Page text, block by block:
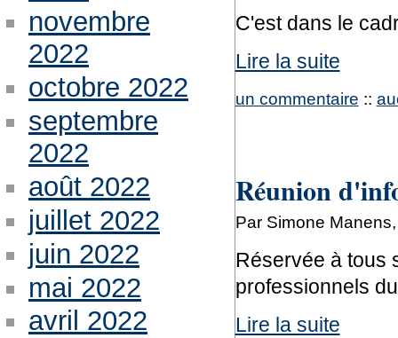
C'est dans le
Lire la suite
un commentaire ::
Réunion
Par Simone
Réservée à tous
professionnels
Lire la suite
novembre
2022
octobre 2022
septembre
2022
août 2022
juillet 2022
juin 2022
mai 2022
avril 2022